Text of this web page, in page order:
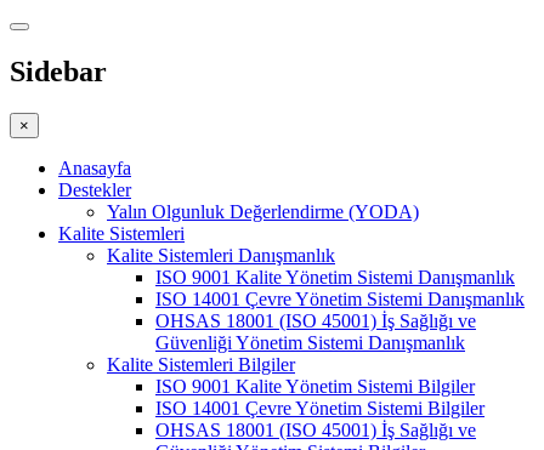
Sidebar
×
Anasayfa
Destekler
Yalın Olgunluk Değerlendirme (YODA)
Kalite Sistemleri
Kalite Sistemleri Danışmanlık
ISO 9001 Kalite Yönetim Sistemi Danışmanlık
ISO 14001 Çevre Yönetim Sistemi Danışmanlık
OHSAS 18001 (ISO 45001) İş Sağlığı ve
Güvenliği Yönetim Sistemi Danışmanlık
Kalite Sistemleri Bilgiler
ISO 9001 Kalite Yönetim Sistemi Bilgiler
ISO 14001 Çevre Yönetim Sistemi Bilgiler
OHSAS 18001 (ISO 45001) İş Sağlığı ve